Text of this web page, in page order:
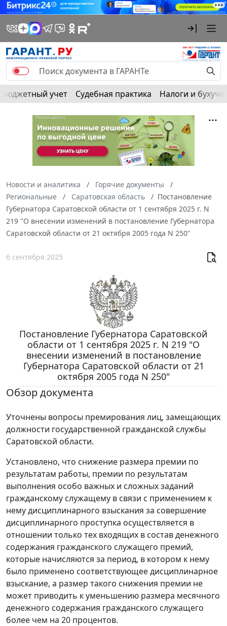
Бюджетный учет Судебная практика Налоги и
Новости и аналитика
Горячие документы
Региональные
Саратовская область
Постановление
Губернатора Саратовской области от 1 сентября 2025 г. N
219 "О внесении изменений в постановление Губернатора
Саратовской области от 21 октября 2005 года N 250"
6 сентября 2025
Постановление Губернатора Саратовской
области от 1 сентября 2025 г. N 219 "О
внесении изменений в постановление
Губернатора Саратовской области от 21
октября 2005 года N 250"
Обзор документа
Уточнены вопросы премирования лиц, замещающих
должности государственной гражданской службы
Саратовской области.
Установлено, что снижение размера премии по
результатам работы, премии по результатам
выполнения особо важных и сложных заданий
гражданскому служащему в связи с применением к
нему дисциплинарного взыскания за совершение
дисциплинарного проступка осуществляется в
отношении только тех входящих в состав денежного
содержания гражданского служащего премий,
которые начисляются за период, в котором к нему
было применено соответствующее дисциплинарное
взыскание, а размер такого снижения премии не
может приводить к уменьшению размера месячного
денежного содержания гражданского служащего
более чем на 20 процентов.